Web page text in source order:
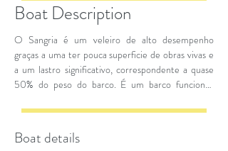
Boat Description
O Sangria é um veleiro de alto desempenho
graças a uma ter pouca superficie de obras vivas e
a um lastro significativo, correspondente a quase
50% do peso do barco. É um barco funcional,
grande dificuldade. Este em especial foi revisto
nas suas areas masi funcinais como todos os estais
novos, motor e pintura anti fouling.
Boat details